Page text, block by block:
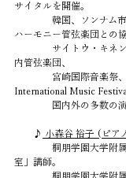
サイタルを開催。
韓国、ソンナム市交
ハーモニー管弦楽団との協
サイトウ・キネン・
内管弦楽団、
宮崎国際音楽祭、
International Music
国内外の多数の演奏
♪ 小森谷 裕子 (ピア
桐朋学園大学附属「
室」講師。
桐朋学園大学附属高